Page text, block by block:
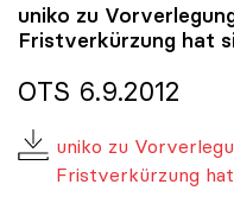
uniko zu
Fristverkürzung hat
OTS 6.9.2012
uniko zu
Fristverkürzung